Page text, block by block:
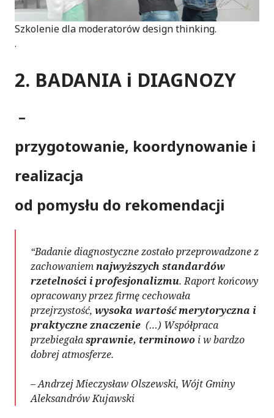
Szkolenie dla moderatorów design thinking.
.
2. BADANIA i DIAGNOZY
–
przygotowanie, koordynowanie i
realizacja
od pomysłu do rekomendacji
“Badanie diagnostyczne zostało przeprowadzone z
zachowaniemnajwyższych standardów
rzetelności i profesjonalizmu. Raport końcowy
opracowany przez firmę cechowała
przejrzystość, wysoka wartość merytoryczna i
praktyczne znaczenie (…) Współpraca
przebiegałasprawnie, terminowo i w bardzo
dobrej atmosferze.
– Andrzej Mieczysław Olszewski, Wójt Gminy
Aleksandrów Kujawski